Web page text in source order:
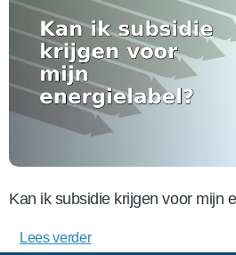
Kan ik subsidie krijgen voor mijn
Lees verder